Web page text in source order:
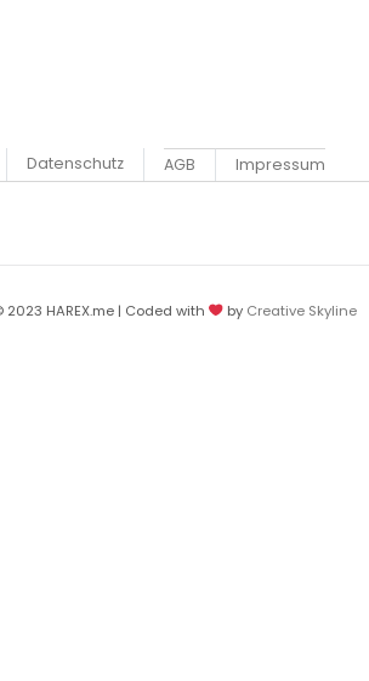
Datenschutz AGB Impressum
2023 HAREX.me | Coded with by Creative Skyline